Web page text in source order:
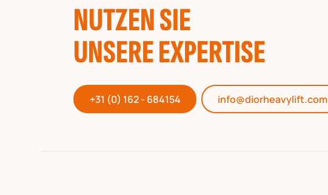
NUTZEN SIE
UNSERE EXPERTISE
+31 (0) 162 - 684154 info@diorheavylift.com